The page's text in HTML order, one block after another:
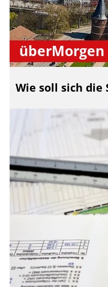
überMorgen
Wie soll sich